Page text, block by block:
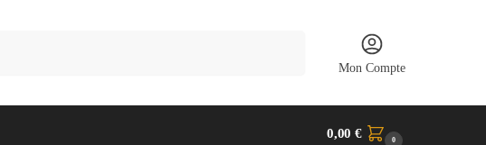
Mon Compte
0,00€ 0